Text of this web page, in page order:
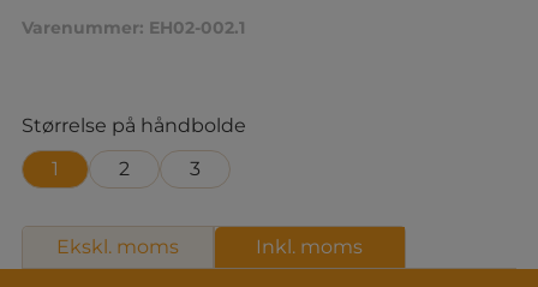
Varenummer: EH02-002.1
Vælg
Størrelse på håndbolde
1
2 3
Ekskl. moms Inkl. moms